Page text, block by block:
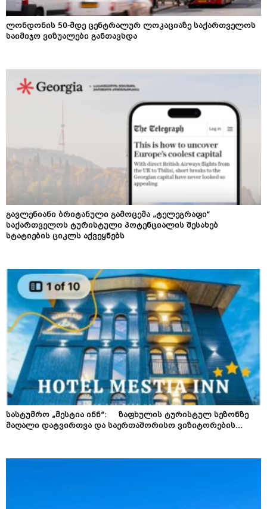
ლონდონის 50-მდე ცენტრალურ ლოკაციაზე საქართველოს
საიმიჯო ვიზუალები განთავსდა
გავლენიანი ბრიტანული გამოცემა „ტელეგრაფი“
საქართველოს ტურისტული პოტენციალის შესახებ
სტატიების ციკლს აქვეყნებს
სასტუმრო „მესტია ინნ“: ზაფხულის ტურისტულ სეზონზე
მაღალი დატვირთვა და საერთაშორისო ვიზიტორების...